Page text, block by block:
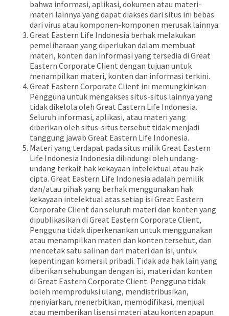
bahwa informasi, aplikasi, dokumen atau materi-
materi lainnya yang dapat diakses dari situs ini bebas
dari virus atau komponen-komponen merusak lainnya.
Great Eastern Life Indonesia berhak melakukan
pemeliharaan yang diperlukan dalam membuat
materi, konten dan informasi yang tersedia di Great
Eastern Corporate Client dengan tujuan untuk
menampilkan materi, konten dan informasi terkini.
Great Eastern Corporate Client ini memungkinkan
Pengguna untuk mengakses situs-situs lainnya yang
tidak dikelola oleh Great Eastern Life Indonesia.
Seluruh informasi, aplikasi, atau materi yang
diberikan oleh situs-situs tersebut tidak menjadi
tanggung jawab Great Eastern Life Indonesia.
Materi yang terdapat pada situs milik Great Eastern
Life Indonesia Indonesia dilindungi oleh undang-
undang terkait hak kekayaan intelektual atau hak
cipta. Great Eastern Life Indonesia adalah pemilik
dan/atau pihak yang berhak menggunakan hak
kekayaan intelektual atas setiap isi Great Eastern
Corporate Client dan seluruh materi dan konten yang
dipublikasikan di Great Eastern Corporate Client,
Pengguna tidak diperkenankan untuk menggunakan
atau menampilkan materi dan konten tersebut, dan
mencetak satu salinan dari materi dan isi, untuk
kepentingan komersil pribadi. Tidak ada hak lain yang
diberikan sehubungan dengan isi, materi dan konten
di Great Eastern Corporate Client. Pengguna tidak
boleh memproduksi ulang, mendistribusikan,
menyiarkan, menerbitkan, memodifikasi, menjual
atau memberikan lisensi materi atau konten apapun